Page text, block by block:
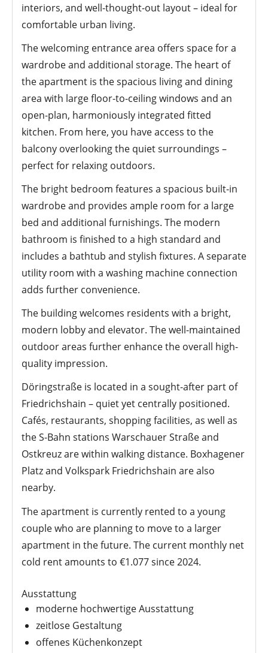
interiors, and well-thought-out layout – ideal for
comfortable urban living.
The welcoming entrance area offers space for a
wardrobe and additional storage. The heart of
the apartment is the spacious living and dining
area with large floor-to-ceiling windows and an
open-plan, harmoniously integrated fitted
kitchen. From here, you have access to the
balcony overlooking the quiet surroundings –
perfect for relaxing outdoors.
The bright bedroom features a spacious built-in
wardrobe and provides ample room for a large
bed and additional furnishings. The modern
bathroom is finished to a high standard and
includes a bathtub and stylish fixtures. A separate
utility room with a washing machine connection
adds further convenience.
The building welcomes residents with a bright,
modern lobby and elevator. The well-maintained
outdoor areas further enhance the overall high-
quality impression.
Döringstraße is located in a sought-after part of
Friedrichshain – quiet yet centrally positioned.
Cafés, restaurants, shopping facilities, as well as
the S-Bahn stations Warschauer Straße and
Ostkreuz are within walking distance. Boxhagener
Platz and Volkspark Friedrichshain are also
nearby.
The apartment is currently rented to a young
couple who are planning to move to a larger
apartment in the future. The current monthly net
cold rent amounts to €1.077 since 2024.
Ausstattung
moderne hochwertige Ausstattung
zeitlose Gestaltung
offenes Küchenkonzept